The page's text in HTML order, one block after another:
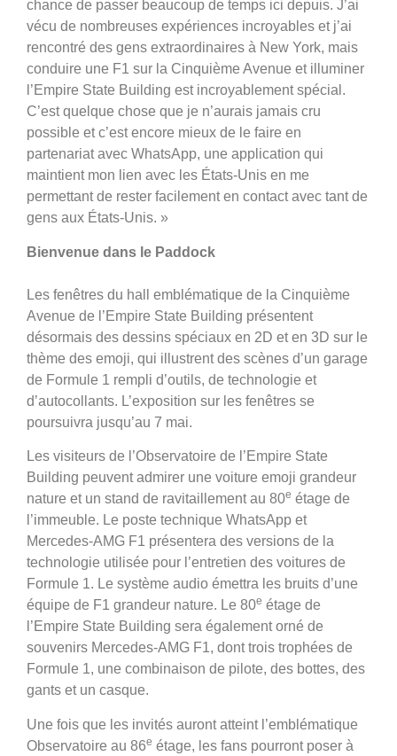
chance de passer beaucoup de temps ici depuis. J’ai
vécu de nombreuses expériences incroyables et j’ai
rencontré des gens extraordinaires à New York, mais
conduire une F1 sur la Cinquième Avenue et illuminer
l’Empire State Building est incroyablement spécial.
C’est quelque chose que je n’aurais jamais cru
possible et c’est encore mieux de le faire en
partenariat avec WhatsApp, une application qui
maintient mon lien avec les États-Unis en me
permettant de rester facilement en contact avec tant de
gens aux États-Unis. »
Bienvenue dans le Paddock
Les fenêtres du hall emblématique de la Cinquième
Avenue de l’Empire State Building présentent
désormais des dessins spéciaux en 2D et en 3D sur le
thème des emoji, qui illustrent des scènes d’un garage
de Formule 1 rempli d’outils, de technologie et
d’autocollants. L’exposition sur les fenêtres se
poursuivra jusqu’au 7 mai.
Les visiteurs de l’Observatoire de l’Empire State
Building peuvent admirer une voiture emoji grandeur
nature et un stand de ravitaillement au 80e étage de
l’immeuble. Le poste technique WhatsApp et
Mercedes-AMG F1 présentera des versions de la
technologie utilisée pour l’entretien des voitures de
Formule 1. Le système audio émettra les bruits d’une
équipe de F1 grandeur nature. Le 80e étage de
l’Empire State Building sera également orné de
souvenirs Mercedes-AMG F1, dont trois trophées de
Formule 1, une combinaison de pilote, des bottes, des
gants et un casque.
Une fois que les invités auront atteint l’emblématique
Observatoire au 86e étage, les fans pourront poser à